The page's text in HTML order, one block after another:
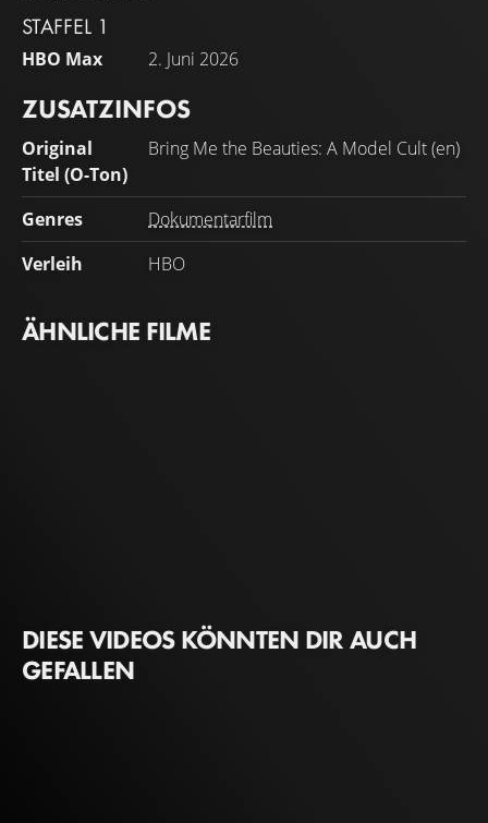
STAFFEL 1
HBO Max 2. Juni 2026
ZUSATZINFOS
Original
Titel (O-Ton)
Bring Me the Beauties: A Model Cult (en)
Genres
Dokumentarfilm
Verleih
HBO
ÄHNLICHE FILME
DIESE VIDEOS KÖNNTEN DIR AUCH
GEFALLEN